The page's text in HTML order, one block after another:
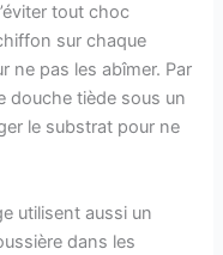
tout choc
sur chaque
ne pas les abîmer. Par
douche tiède sous un
le substrat pour ne
utilisent aussi un
dans les